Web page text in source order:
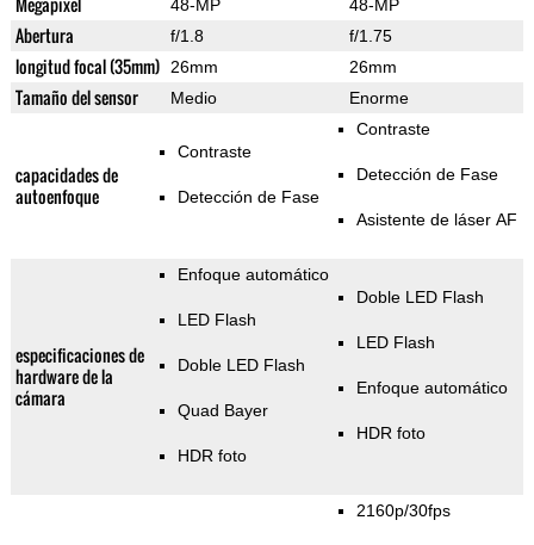
48-MP 48-MP
Abertura f/1.8 f/1.75
longitud focal (35mm) 26mm 26mm
Tamaño del sensor Medio Enorme
capacidades de
autoenfoque
Contraste
Detección de Fase
Contraste
Detección de Fase
Asistente de láser AF
especificaciones de
hardware de la
cámara
Enfoque automático
LED Flash
Doble LED Flash
Quad Bayer
HDR foto
Doble LED Flash
LED Flash
Enfoque automático
HDR foto
2160p/30fps